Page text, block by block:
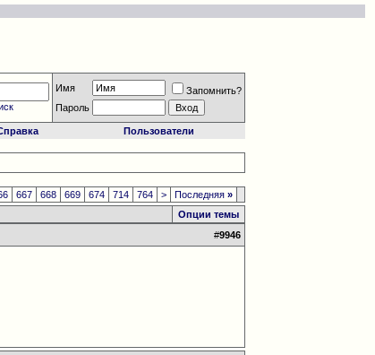
Имя
Запомнить?
Пароль
Пользователи
667 668 669 674 714 764 > Последняя»
Опции темы
#9946